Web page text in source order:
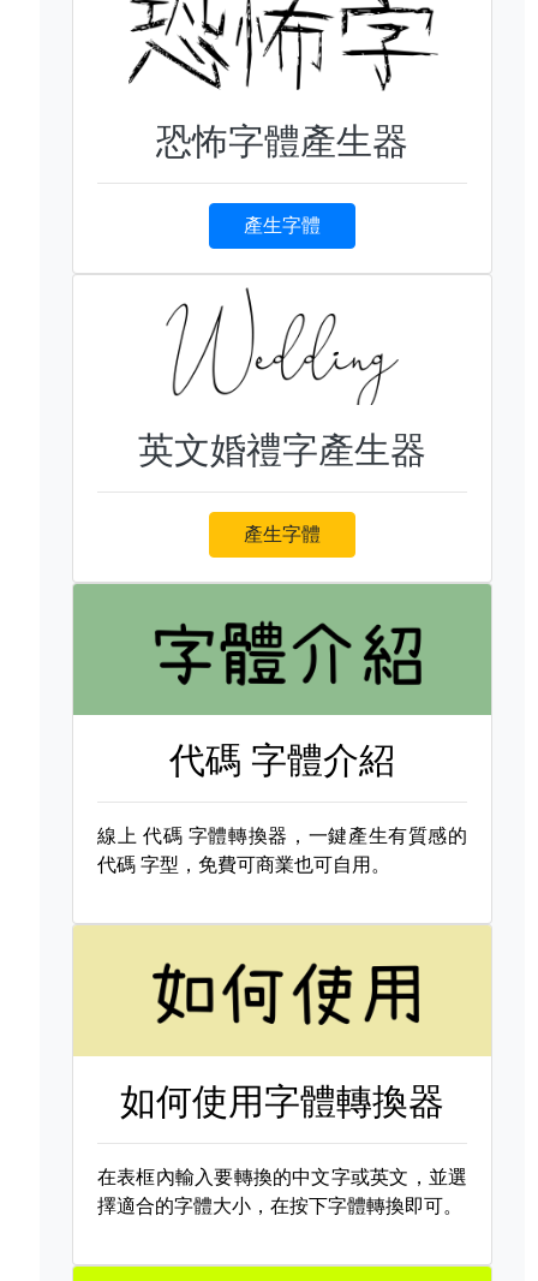
恐怖字體產生器
產生字體
英文婚禮字產生器
產生字體
代碼 字體介紹
線上 代碼 字體轉換器，一鍵產生有質感的
代碼 字型，免費可商業也可自用。
如何使用字體轉換器
在表框內輸入要轉換的中文字或英文，並選
擇適合的字體大小，在按下字體轉換即可。